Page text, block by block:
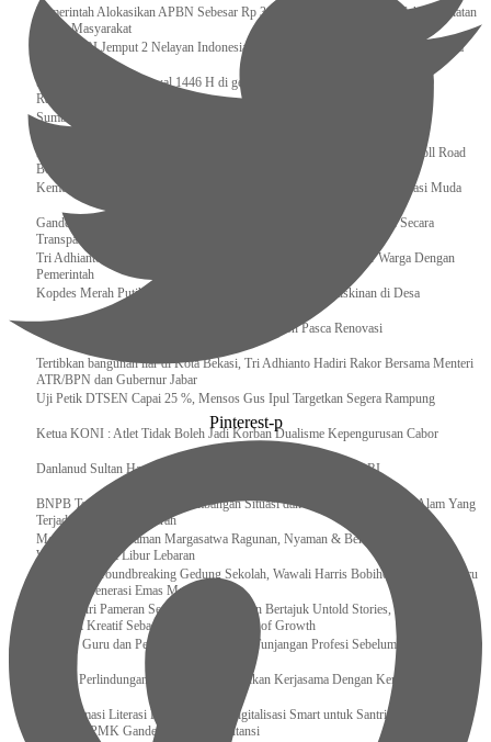
Pemerintah Alokasikan APBN Sebesar Rp 3,4 Triliun untuk Program Cek Kesehatan
Gratis Masyarakat
Bakamla RI Jemput 2 Nelayan Indonesia di Perbatasan Terluar Indonesia Malaysia
Sidang Isbat Awal Syawal 1446 H di gelar oleh Kementerian Agama pada 29
Ramadan
Sumber Daya Adalah Tantangan Penanganan Darurat Bencana di Daerah
Dukung Kelancaran Lalu Lintas Libur Idul Fitri 1446h / 2025m, Waskita Toll Road
Berlakukan Diskon Tarif Sebesar 20%
Kemenekraf – Kemeninves Perkuat Sinergi Demi Lapangan Kerja Generasi Muda
Gandeng KPK , Gus Ipul Memastikan Penyaluran Bansos Dilakukan Secara
Transparan dan Tepat Sasaran
Tri Adhianto Katakan : Tarling Sebagai Sarana Komunikasi Antar Warga Dengan
Pemerintah
Kopdes Merah Putih Instrumen Penting Pengentasan Kemiskinan di Desa
Presiden, Prabowo Subianto Resmikan 17 Stadion Pasca Renovasi
Tertibkan bangunan liar di Kota Bekasi, Tri Adhianto Hadiri Rakor Bersama Menteri
ATR/BPN dan Gubernur Jabar
Uji Petik DTSEN Capai 25 %, Mensos Gus Ipul Targetkan Segera Rampung
Ketua KONI : Atlet Tidak Boleh Jadi Korban Dualisme Kepengurusan Cabor
Danlanud Sultan Hasanuddin Ikuti Exit Meeting Bersama BPK RI
BNPB Terus Memantau Perkembangan Situasi dan Penanganan Bencana Alam Yang
Terjadi di Beberapa Daerah
Menpar Pastikan Taman Margasatwa Ragunan, Nyaman & Bersih di Kunjungi
Wisatawan Saat Libur Lebaran
Resmikan Groundbreaking Gedung Sekolah, Wawali Harris Bobihoe : Tonggak Baru
Ciptakan Generasi Emas Masa Depan
Menghadiri Pameran Seni Meiro Collection Bertajuk Untold Stories, Irene Umar :
Ekonomi Kreatif Sebagai The New Engine of Growth
120.067 Guru dan Pengawas PAI Terima Tunjangan Profesi Sebelum Lebaran
Perkuat Perlindungan KI Kemenkum Sahkan Kerjasama Dengan Kemenbud
Transformasi Literasi Keuangan dan Digitalisasi Smart untuk Santri Produktif
Kemenko PMK Gandeng Beberapa Intansi
Pinterest-p